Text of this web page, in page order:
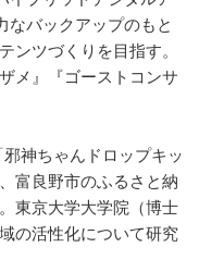
なバックアップのもと
ンツづくりを目指す。
メ』『ゴーストコンサ
神ちゃんドロップキッ
富良野市のふるさと納
東京大学大学院（博士
の活性化について研究